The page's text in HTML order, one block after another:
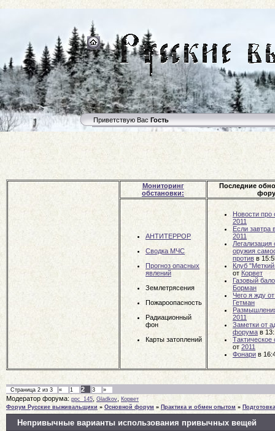
Приветствую ВасГость
Мониторинг
обстановки:
Последние
АНТИТЕРРОР
Сводка МЧС
Прогноз опасных
явлений
Землетрясения
Пожароопасность
Радиационный
фон
Карты затоплений
Новости про
2011
Если завтра
2011
Легализация
оружия
против в
Клуб
от Корвет
Газовый
Борман
Чего я жду
Гетман
2011
Заметки от
форума в
Тактическое
от 2011
Фонари в
Страница 2 из 3 « 1 2 3 »
Модератор форума: ppc_145 Gladkov
Корвет
Форум Русские выживальщики » Основной форум » Практика и обмен опытом » Подготовка
Непривычные варианты использования привычных вещей